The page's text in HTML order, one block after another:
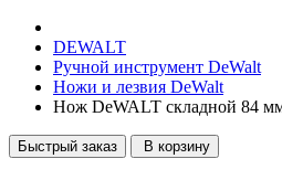
DEWALT
Ручной инструмент DeWalt
Ножи и лезвия DeWalt
Нож DeWALT складной 84
Быстрый заказ В корзину